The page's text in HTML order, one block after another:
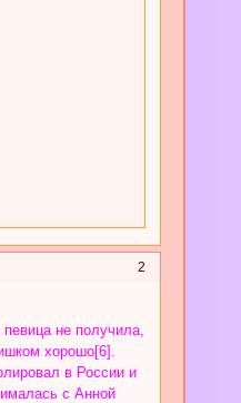
2
не получила,
хорошо[6].
в России и
с Анной